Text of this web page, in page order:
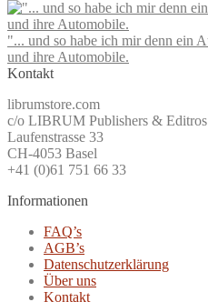
"... und so habe ich mir denn ein
und ihre Automobile.
Kontakt
librumstore.com
c/o LIBRUM Publishers &
Laufenstrasse 33
CH-4053 Basel
+41 (0)61 751 66 33
Informationen
FAQ’s
AGB’s
Datenschutzerklärung
Über uns
Kontakt